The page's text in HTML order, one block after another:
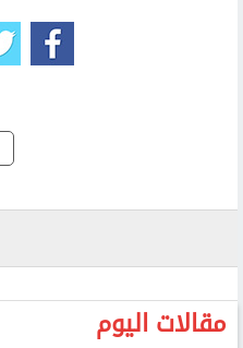
مقالات اليوم